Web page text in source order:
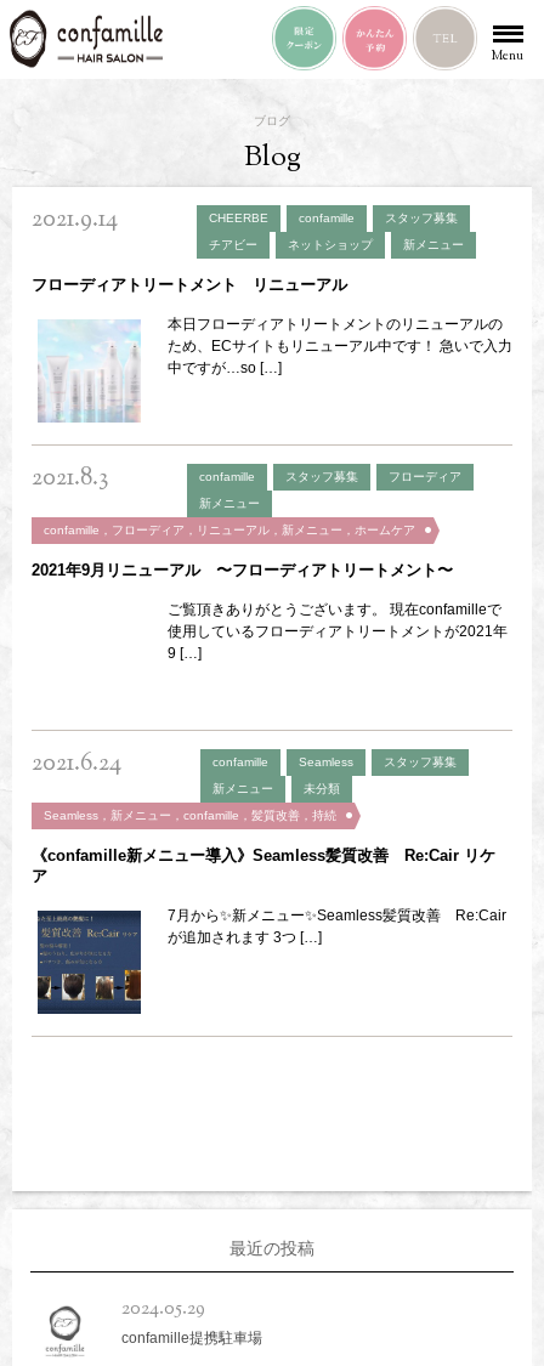
Menu
ブログ
Blog
2021.9.14 CHEERBE confamille
スタッフ募集
チアビー
ネットショップ 新メニュー
フローディアトリートメント リニューアル
本日フローディアトリートメントのリニューアルの
ため、ECサイトもリニューアル中です！ 急いで入力
中ですが…so […]
2021.8.3 confamille スタッフ募集
フローディア
新メニュー
confamille，フローディア，リニューアル，新メニュー，ホームケア
2021年9月リニューアル 〜フローディアトリートメント〜
ご覧頂きありがとうございます。 現在confamilleで
使用しているフローディアトリートメントが2021年
9 […]
2021.6.24 confamille Seamless
スタッフ募集
新メニュー
未分類
Seamless，新メニュー，confamille，髪質改善，持続
《confamille新メニュー導入》Seamless髪質改善 Re:Cair リケ
ア
7月から✨新メニュー✨Seamless髪質改善 Re:Cair
が追加されます 3つ […]
最近の投稿
2024.05.29
confamille提携駐車場